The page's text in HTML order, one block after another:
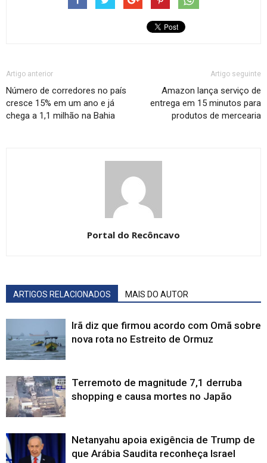
Artigo anterior
Número de corredores no país
cresce 15% em um ano e já
chega a 1,1 milhão na Bahia
Artigo seguinte
Amazon lança serviço de
entrega em 15 minutos para
produtos de mercearia
Portal do Recôncavo
ARTIGOS RELACIONADOS MAIS DO AUTOR
Irã diz que firmou acordo com Omã sobre
nova rota no Estreito de Ormuz
Terremoto de magnitude 7,1 derruba
shopping e causa mortes no Japão
Netanyahu apoia exigência de Trump de
que Arábia Saudita reconheça Israel